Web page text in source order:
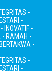
-
-
INOVATIF -
- RAMAH -
BERTAKWA -
-
-